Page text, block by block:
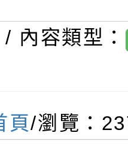
」
年金融知
政府政風處
要點」及修
市115年度
賽』實施計
(第11招)】
內容類型：
頁/瀏覽：